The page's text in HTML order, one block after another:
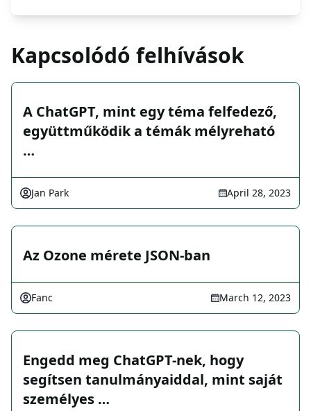
Kapcsolódó felhívások
A ChatGPT, mint egy téma felfedező,
együttműködik a témák mélyreható
…
Jan Park April 28, 2023
Az Ozone mérete JSON-ban
Fanc March 12, 2023
Engedd meg ChatGPT-nek, hogy
segítsen tanulmányaiddal, mint saját
személyes …